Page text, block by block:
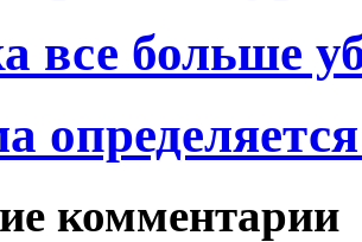
все больше
комментарии